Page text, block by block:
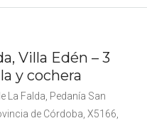
Villa Edén – 3
y cochera
La Falda, Pedanía San
de Córdoba, X5166,